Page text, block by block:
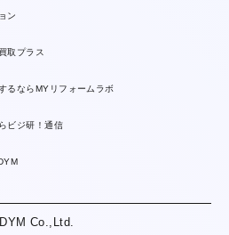
ン
取プラス
るならMYリフォームラボ
ビジ研！通信
Co.,Ltd.